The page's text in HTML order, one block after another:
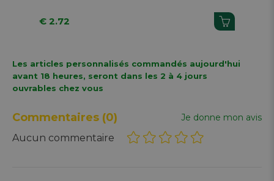
€ 2.72
Les articles personnalisés commandés aujourd'hui
avant 18 heures, seront dans les 2 à 4 jours
ouvrables chez vous
Commentaires (0) Je donne mon avis
Aucun commentaire